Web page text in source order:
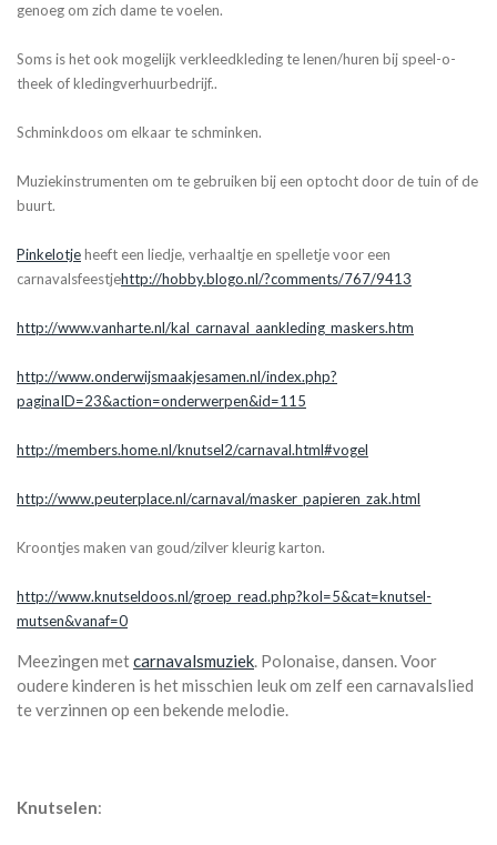
genoeg om zich dame te voelen.
Soms is het ook mogelijk verkleedkleding te lenen/huren bij speel-o-
theek of kledingverhuurbedrijf..
Schminkdoos om elkaar te schminken.
Muziekinstrumenten om te gebruiken bij een optocht door de tuin of de
buurt.
Pinkelotjeheeft een liedje, verhaaltje en spelletje voor een
carnavalsfeestjehttp://hobby.blogo.nl/?comments/767/9413
http://www.vanharte.nl/kal_carnaval_aankleding_maskers.htm
http://www.onderwijsmaakjesamen.nl/index.php?
paginaID=23&action=onderwerpen&id=115
http://members.home.nl/knutsel2/carnaval.html#vogel
http://www.peuterplace.nl/carnaval/masker_papieren_zak.html
Kroontjes maken van goud/zilver kleurig karton.
http://www.knutseldoos.nl/groep_read.php?kol=5&cat=knutsel-
mutsen&vanaf=0
Meezingen metcarnavalsmuziek. Polonaise, dansen. Voor
oudere kinderen is het misschien leuk om zelf een carnavalslied
te verzinnen op een bekende melodie.
Knutselen: